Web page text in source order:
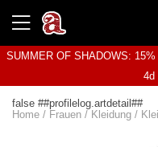
SUMMER OF SHADOWS:
4d
false ##profilelog.artdetail##
Home / Frauen / Kleidung /